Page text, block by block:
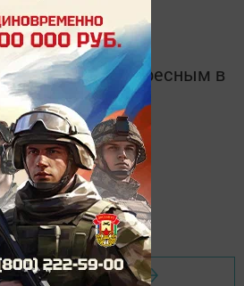
важным и интересным в
в
MАХ:
страницу новости